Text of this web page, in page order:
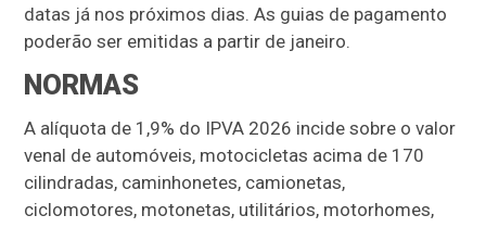
datas já nos próximos dias. As guias de pagamento
poderão ser emitidas a partir de janeiro.
NORMAS
A alíquota de 1,9% do IPVA 2026 incide sobre o valor
venal de automóveis, motocicletas acima de 170
cilindradas, caminhonetes, camionetas,
ciclomotores, motonetas, utilitários, motorhomes,